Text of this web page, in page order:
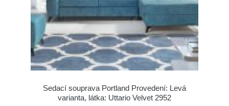
Sedací souprava Portland Provedení: Levá
varianta, látka: Uttario Velvet 2952